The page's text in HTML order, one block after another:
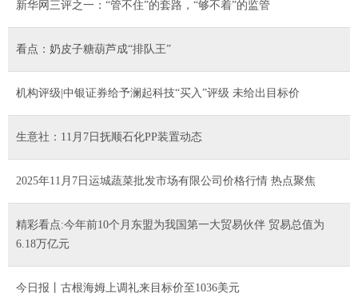
新华网三评之一：“管不住”的套路，“够不着”的监管
看点：奶皮子糖葫芦成“排队王”
机构评级|中银证券给予澜起科技“买入”评级 未给出目标价
生意社：11月7日抚顺石化PP装置动态
2025年11月7日运城蔬菜批发市场有限公司价格行情 热点聚焦
精彩看点:今年前10个月东盟为我国第一大贸易伙伴 贸易总值为
6.18万亿元
今日报丨古根海姆上调礼来目标价至1036美元